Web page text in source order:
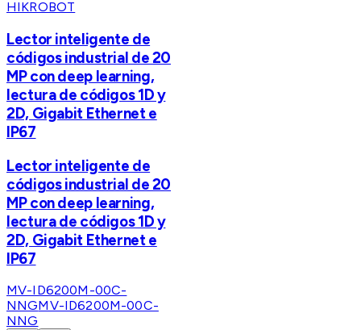
HIKROBOT
Lector inteligente de
códigos industrial de 20
MP con deep learning,
lectura de códigos 1D y
2D, Gigabit Ethernet e
IP67
Lector inteligente de
códigos industrial de 20
MP con deep learning,
lectura de códigos 1D y
2D, Gigabit Ethernet e
IP67
MV-ID6200M-00C-
NNGMV-ID6200M-00C-
NNG